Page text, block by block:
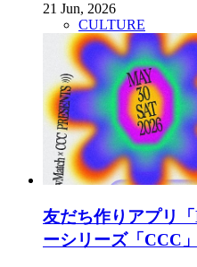
21 Jun, 2026
CULTURE
友だち作りアプリ
ーシリーズ「CCC